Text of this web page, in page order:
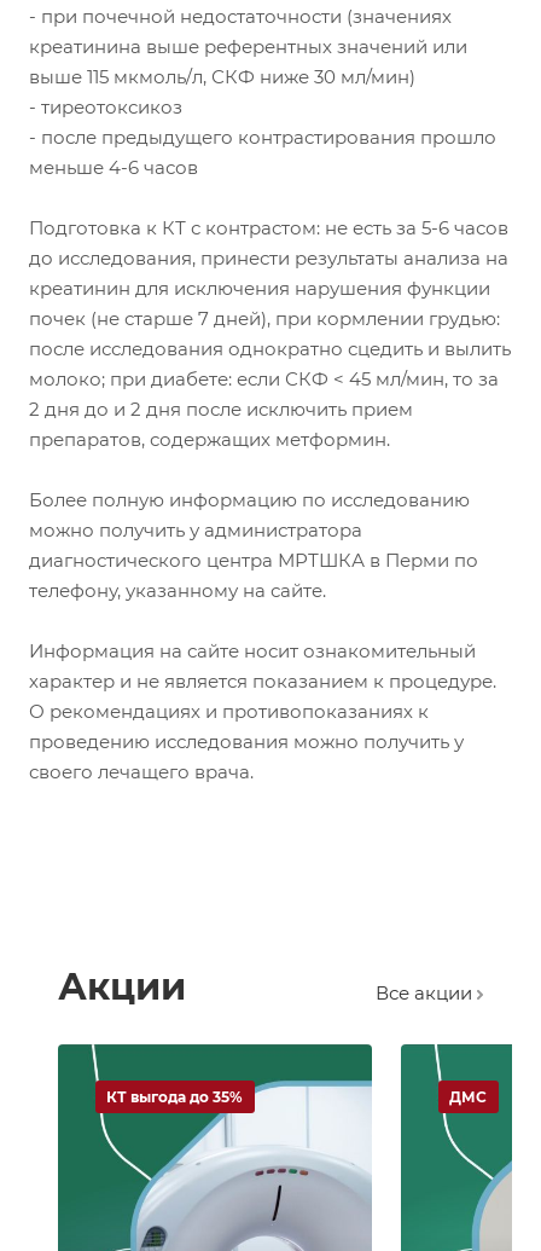
- при почечной недостаточности (значениях
креатинина выше референтных значений или
выше 115 мкмоль/л, СКФ ниже 30 мл/мин)
- тиреотоксикоз
- после предыдущего контрастирования прошло
меньше 4-6 часов
Подготовка к КТ с контрастом: не есть за 5-6 часов
до исследования, принести результаты анализа на
креатинин для исключения нарушения функции
почек (не старше 7 дней), при кормлении грудью:
после исследования однократно сцедить и вылить
молоко; при диабете: если СКФ < 45 мл/мин, то за
2 дня до и 2 дня после исключить прием
препаратов, содержащих метформин.
Более полную информацию по исследованию
можно получить у администратора
диагностического центра МРТШКА в Перми по
телефону, указанному на сайте.
Информация на сайте носит ознакомительный
характер и не является показанием к процедуре.
О рекомендациях и противопоказаниях к
проведению исследования можно получить у
своего лечащего врача.
Акции Все акции
КТ выгода до 35% ДМС